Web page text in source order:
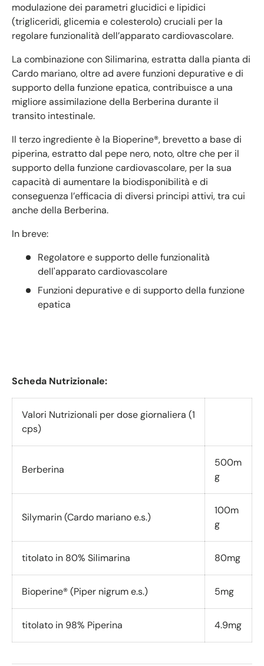
modulazione dei parametri glucidici e lipidici
(trigliceridi, glicemia e colesterolo) cruciali per la
regolare funzionalità dell’apparato cardiovascolare.
La combinazione conSilimarina, estratta dalla pianta di
Cardo mariano, oltre ad avere funzioni depurative e di
supporto della funzione epatica, contribuisce a una
migliore assimilazione della Berberina durante il
transito intestinale.
Il terzo ingrediente è la Bioperine®, brevettoa base di
piperina, estratto dal pepe nero, noto, oltre che per il
supporto della funzione cardiovascolare, per la sua
capacità di aumentare la biodisponibilità e di
conseguenza l’efficacia di diversi principi attivi, tra cui
anche della Berberina.
In breve:
Regolatore e supporto delle funzionalità
dell'apparato cardiovascolare
Funzioni depurative e di supporto della funzione
epatica
Scheda Nutrizionale:
Valori Nutrizionali per dose giornaliera (1
cps)
Berberina
500m
g
Silymarin (Cardo mariano e.s.)
100m
g
titolato in 80% Silimarina 80mg
Bioperine® (Piper nigrum e.s.) 5mg
titolato in 98% Piperina 4.9mg